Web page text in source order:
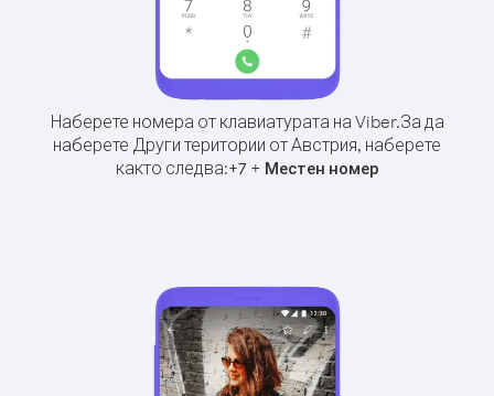
Наберете номера от клавиатурата на Viber.За да
наберете Други територии от Австрия, наберете
както следва:+7+ Местен номер